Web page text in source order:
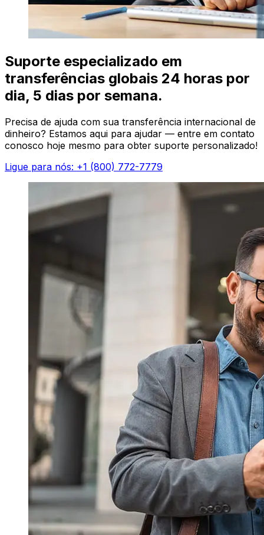
Suporte especializado em
transferências globais 24 horas por
dia, 5 dias por semana.
Precisa de ajuda com sua transferência internacional de
dinheiro? Estamos aqui para ajudar — entre em contato
conosco hoje mesmo para obter suporte personalizado!
Ligue para nós: +1 (800) 772-7779